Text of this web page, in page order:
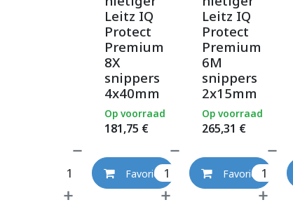
Leitz IQ
Protect
Premium
8X
snippers
4x40mm
181,75 €
Op voorraad
Favoriet
Leitz IQ
Protect
Premium
6M
snippers
2x15mm
265,31 €
Op voorraad
Favoriet